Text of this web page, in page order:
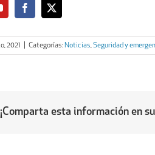
2021 Categorías: Noticias,Seguridad y
¡Comparta esta información en